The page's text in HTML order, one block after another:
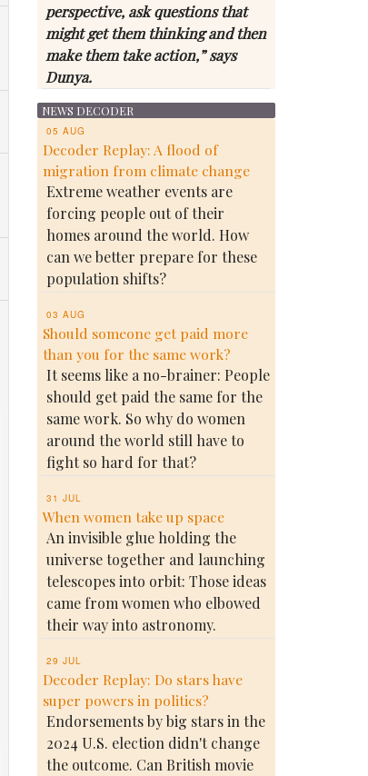
perspective, ask questions that
might get them thinking and then
make them take action,” says
Dunya.
NEWS DECODER
05 AUG
Decoder Replay: A flood of
migration from climate change
Extreme weather events are
forcing people out of their
homes around the world. How
can we better prepare for these
population shifts?
03 AUG
Should someone get paid more
than you for the same work?
It seems like a no-brainer: People
should get paid the same for the
same work. So why do women
around the world still have to
fight so hard for that?
31 JUL
When women take up space
An invisible glue holding the
universe together and launching
telescopes into orbit: Those ideas
came from women who elbowed
their way into astronomy.
29 JUL
Decoder Replay: Do stars have
super powers in politics?
Endorsements by big stars in the
2024 U.S. election didn't change
the outcome. Can British movie